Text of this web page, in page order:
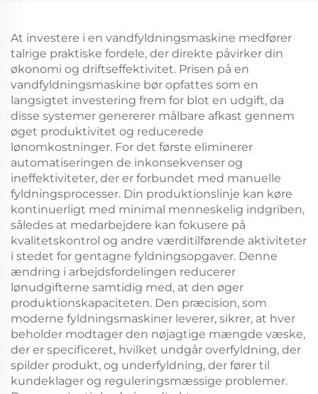
At investere i en vandfyldningsmaskine medfører
talrige praktiske fordele, der direkte påvirker din
økonomi og driftseffektivitet. Prisen på en
vandfyldningsmaskine bør opfattes som en
langsigtet investering frem for blot en udgift, da
disse systemer genererer målbare afkast gennem
øget produktivitet og reducerede
lønomkostninger. For det første eliminerer
automatiseringen de inkonsekvenser og
ineffektiviteter, der er forbundet med manuelle
fyldningsprocesser. Din produktionslinje kan køre
kontinuerligt med minimal menneskelig indgriben,
således at medarbejdere kan fokusere på
kvalitetskontrol og andre værditilførende aktiviteter
i stedet for gentagne fyldningsopgaver. Denne
ændring i arbejdsfordelingen reducerer
lønudgifterne samtidig med, at den øger
produktionskapaciteten. Den præcision, som
moderne fyldningsmaskiner leverer, sikrer, at hver
beholder modtager den nøjagtige mængde væske,
der er specificeret, hvilket undgår overfyldning, der
spilder produkt, og underfyldning, der fører til
kundeklager og reguleringsmæssige problemer.